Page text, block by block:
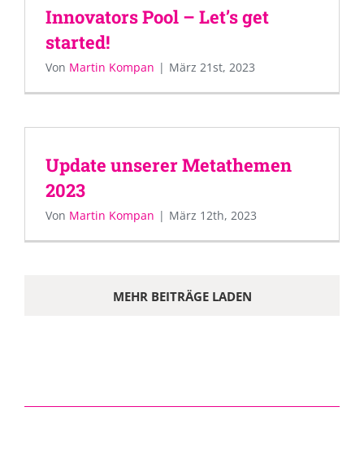
Innovators Pool – Let’s get
started!
Von Martin Kompan | März 21st, 2023
Update unserer Metathemen
2023
Von Martin Kompan | März 12th, 2023
MEHR BEITRÄGE LADEN